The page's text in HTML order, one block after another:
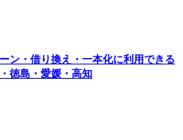
ン・借り換え・一本化に利用できる
徳島・愛媛・高知